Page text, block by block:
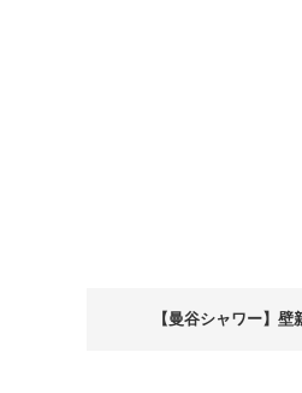
【曼谷シャワー】